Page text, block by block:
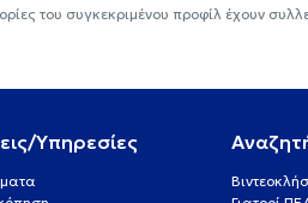
του συγκεκριμένου προφίλ έχουν
Υπηρεσίες